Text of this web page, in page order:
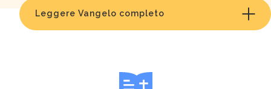
Leggere Vangelo completo